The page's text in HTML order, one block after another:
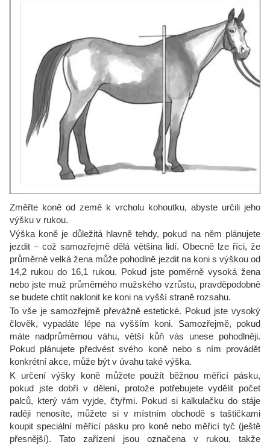
Změřte koně od země k vrcholu kohoutku, abyste určili jeho
výšku v rukou.
Výška koně je důležitá hlavně tehdy, pokud na něm plánujete
jezdit – což samozřejmě dělá většina lidí. Obecně lze říci, že
průměrně velká žena může pohodlně jezdit na koni s výškou od
14,2 rukou do 16,1 rukou. Pokud jste poměrně vysoká žena
nebo jste muž průměrného mužského vzrůstu, pravděpodobně
se budete chtít naklonit ke koni na vyšší straně rozsahu.
To vše je samozřejmě převážně estetické. Pokud jste vysoký
člověk, vypadáte lépe na vyšším koni. Samozřejmě, pokud
máte nadprůměrnou váhu, větší kůň vás unese pohodlněji.
Pokud plánujete předvést svého koně nebo s ním provádět
konkrétní akce, může být v úvahu také výška.
K určení výšky koně můžete použít běžnou měřicí pásku,
pokud jste dobří v dělení, protože potřebujete vydělit počet
palců, který vám vyjde, čtyřmi. Pokud si kalkulačku do stáje
raději nenosíte, můžete si v místním obchodě s taštičkami
koupit speciální měřící pásku pro koně nebo měřicí tyč (ještě
přesnější). Tato zařízení jsou označena v rukou, takže